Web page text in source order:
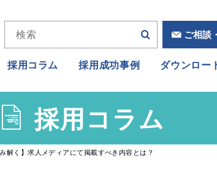
ご相談
採用コラム 採用成功事例 ダウンロー
採用コラム
解く】求人メディアにて掲載すべき内容とは？